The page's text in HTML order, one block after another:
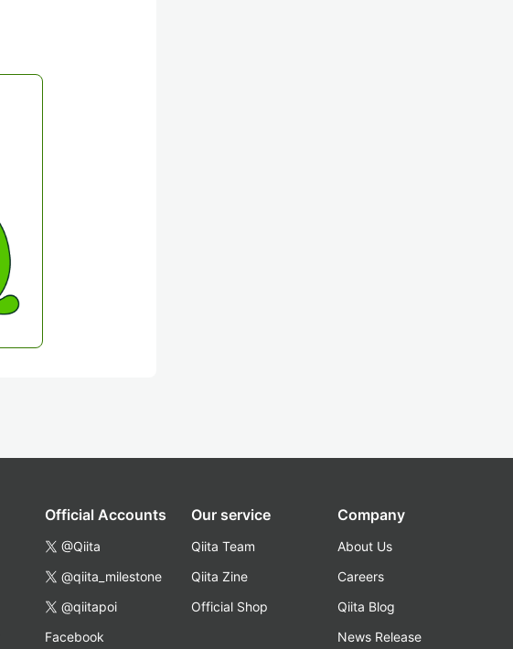
Official Accounts
@Qiita
@qiita_milestone
@qiitapoi
Facebook
Our service
Qiita Team
Qiita Zine
Official Shop
Company
About Us
Careers
Qiita Blog
News Release